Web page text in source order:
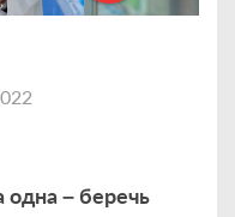
одна – беречь